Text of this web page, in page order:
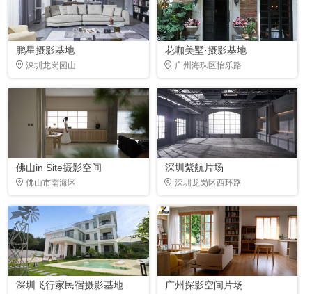
鹏星摄影基地
深圳龙岗园山
花咖美墅·摄影基地
广州海珠区怡乐路
佛山in Site摄影空间
佛山市南海区
深圳紫航片场
深圳龙岗区西环路
深圳飞行家民宿摄影基地 广州探影空间片场